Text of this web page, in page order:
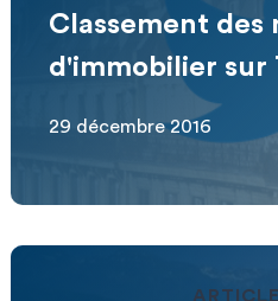
Classement des
d'immobilier sur
29 décembre 2016